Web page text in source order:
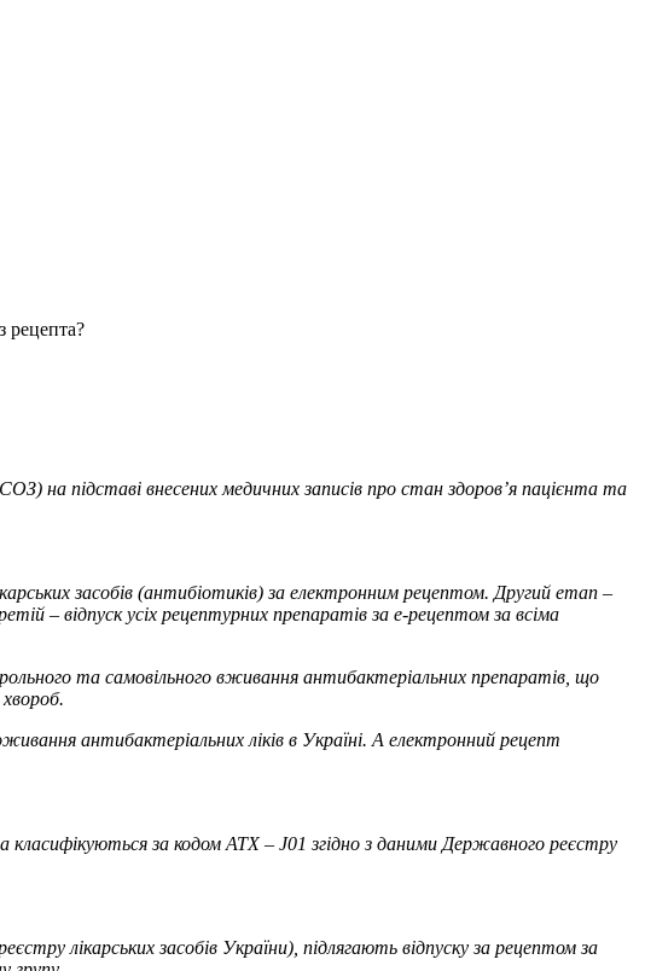
рецепта?
на підставі внесених медичних записів про стан здоровʼя пацієнта та
засобів (антибіотиків) за електронним рецептом. Другий етап –
– відпуск усіх рецептурних препаратів за е-рецептом за всіма
та самовільного вживання антибактеріальних препаратів, що
антибактеріальних ліків в Україні. А електронний рецепт
класифікуються за кодом АТХ – J01 згідно з даними Державного реєстру
лікарських засобів України), підлягають відпуску за рецептом за